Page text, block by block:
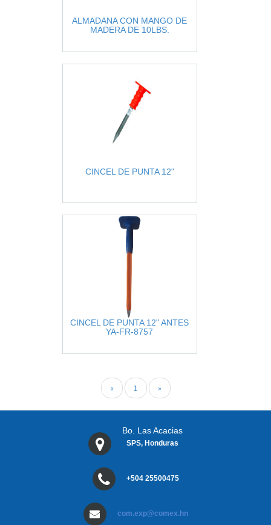
ALMADANA CON MANGO DE
MADERA DE 10LBS.
CINCEL DE PUNTA 12"
CINCEL DE PUNTA 12" ANTES
YA-FR-8757
« 1 »
Bo. Las Acacias
SPS, Honduras
+504 25500475
com.exp@comex.hn